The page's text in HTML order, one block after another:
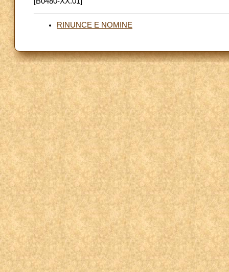
RINUNCE E NOMINE